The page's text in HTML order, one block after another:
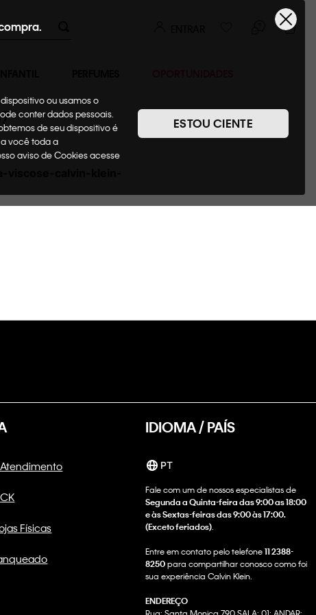
ou usamos o
conter dados pessoais.
de seu dispositivo é
você toda a
aviso de Cookies acesse
ESTOU CIENTE
Físicas
IDIOMA / PAÍS
PT
Fale com um de nossos especialistas de
Segunda a Quinta-feira das 9:00 as 18:00
e às Sextas-feiras das 9:00 às 17:00.
(Exceto feriados)
Entre em contato pelo telefone11 2388-
8250para compartilhar conosco como foi
sua experiência Calvin Klein.
ENDEREÇO